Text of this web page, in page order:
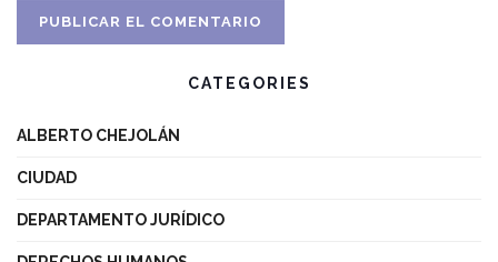
CATEGORIES
ALBERTO CHEJOLÁN
CIUDAD
DEPARTAMENTO JURÍDICO